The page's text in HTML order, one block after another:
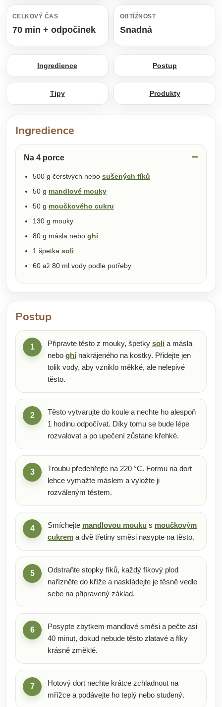
CELKOVÝ ČAS
70 min + odpočinek
OBTÍŽNOST
Snadná
Ingredience Postup
Tipy Produkty
Ingredience
Na 4 porce
500 g čerstvých nebo sušených fíků
50 g mandlové mouky
50 g moučkového cukru
130 g mouky
80 g másla nebo ghí
1 špetka soli
60 až 80 ml vody podle potřeby
Postup
1 Připravte těsto z mouky, špetky soli a másla
nebo ghínakrájeného na kostky. Přidejte jen
tolik vody, aby vzniklo měkké, ale nelepivé
těsto.
2
Těsto vytvarujte do koule a nechte ho alespoň
1 hodinu odpočívat. Díky tomu se bude lépe
rozvalovat a po upečení zůstane křehké.
3
Troubu předehřejte na 220 °C. Formu na dort
lehce vymažte máslem a vyložte ji
rozváleným těstem.
4 Smíchejte mandlovou mouku s moučkovým
cukrem a dvě třetiny směsi nasypte na těsto.
5
Odstraňte stopky fíků, každý fíkový plod
nařízněte do kříže a naskládejte je těsně vedle
sebe na připravený základ.
6
Posypte zbytkem mandlové směsi a pečte asi
40 minut, dokud nebude těsto zlatavé a fíky
krásně změklé.
7
Hotový dort nechte krátce zchladnout na
mřížce a podávejte ho teplý nebo studený.